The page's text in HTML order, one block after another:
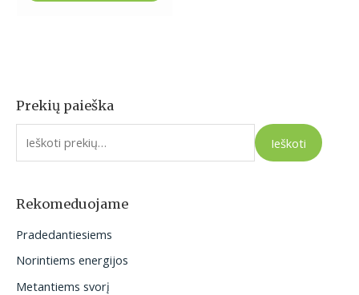
Prekių paieška
I
e
o
:
Ieškoti
Rekomeduojame
Pradedantiesiems
Norintiems energijos
Metantiems svorį